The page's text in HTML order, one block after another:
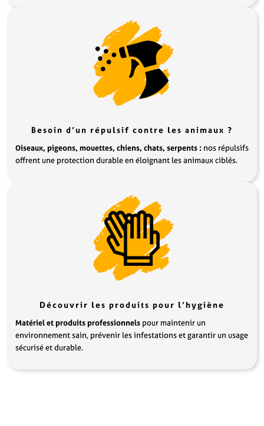
Besoin d’un répulsif contre les animaux ?
Oiseaux, pigeons, mouettes, chiens, chats, serpents : nos répulsifs
offrent une protection durable en éloignant les animaux ciblés.
Découvrir les produits pour l’hygiène
Matériel et produits professionnels pour maintenir un
environnement sain, prévenir les infestations et garantir un usage
sécurisé et durable.